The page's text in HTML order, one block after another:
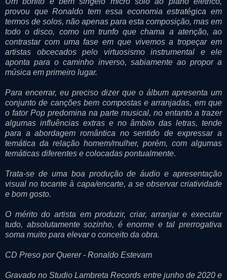
provou que Ronaldo tem essa economia estratégica em
termos de solos, não apenas para esta composição, mas em
todo o disco, como um trunfo que chama a atenção, ao
contrastar com uma fase em que vivemos a tropeçar em
artistas obcecados pelo virtuosismo instrumental e ele
aponta para o caminho inverso, sabiamente ao propor a
música em primeiro lugar.
Para encerrar, eu preciso dizer que o álbum apresenta um
conjunto de canções bem compostas e arranjadas, em que
o fator Pop predomina na parte musical, no entanto a trazer
algumas influências extras e no âmbito das letras, tende
para a abordagem romântica no sentido de expressar a
temática da relação homem/mulher, porém, com algumas
temáticas diferentes e colocadas pontualmente.
Trata-se de uma boa produção de áudio e apresentação
visual no tocante à capa/encarte, a se observar criatividade
e bom gosto.
O mérito do artista em produzir, criar, arranjar e executar
tudo, absolutamente sozinho, é enorme e tal prerrogativa
soma muito para elevar o conceito da obra.
CD Preso por Querer - Ronaldo Estevam
Gravado no Studio Lambreta Records entre junho de 2020 e